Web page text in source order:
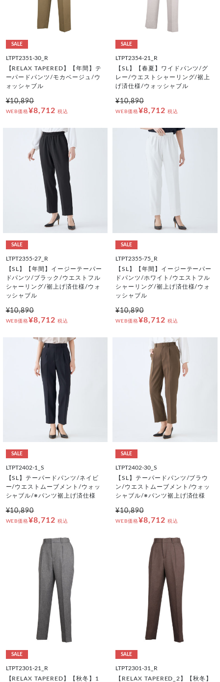
SALE
LTPT2351-30_R
【RELAX TAPERED】【年間】テ
ーパードパンツ/モカベージュ/ウ
ォッシャブル
¥10,890
WEB価格¥8,712 税込
SALE
LTPT2354-21_R
【SL】【春夏】ワイドパンツ/グ
レー/ウエストシャーリング/裾上
げ済仕様/ウォッシャブル
¥10,890
WEB価格¥8,712 税込
SALE
LTPT2355-27_R
【SL】【年間】イージーテーパー
ドパンツ/ブラック/ウエストフル
シャーリング/裾上げ済仕様/ウォ
ッシャブル
¥10,890
WEB価格¥8,712 税込
SALE
LTPT2355-75_R
【SL】【年間】イージーテーパー
ドパンツ/ホワイト/ウエストフル
シャーリング/裾上げ済仕様/ウォ
ッシャブル
¥10,890
WEB価格¥8,712 税込
SALE
LTPT2402-1_S
【SL】テーパードパンツ/ネイビ
ー/ウエストムーブメント/ウォッ
シャブル/※パンツ裾上げ済仕様
¥10,890
WEB価格¥8,712 税込
SALE
LTPT2402-30_S
【SL】テーパードパンツ/ブラウ
ン/ウエストムーブメント/ウォッ
シャブル/※パンツ裾上げ済仕様
¥10,890
WEB価格¥8,712 税込
SALE
LTPT2301-21_R
【RELAX TAPERED】【秋冬】1
SALE
LTPT2301-31_R
【RELAX TAPERED_2】【秋冬】